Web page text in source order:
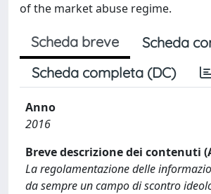
of the market abuse regime.
Scheda breve
Scheda
Scheda completa (DC)
Anno
2016
Breve descrizione dei contenuti
La regolamentazione delle
da sempre un campo di scontro